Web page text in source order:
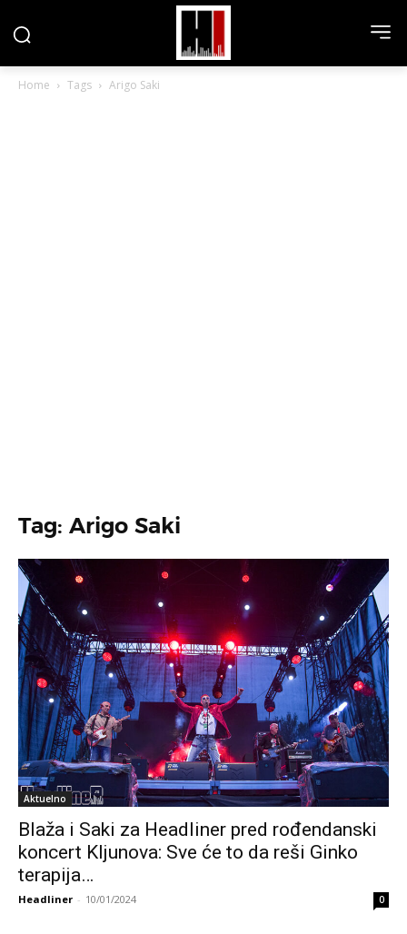
Home Tags Arigo Saki
Tag: Arigo Saki
Aktuelno
Blaža i Saki za Headliner pred rođendanski
koncert Kljunova: Sve će to da reši Ginko
terapija…
Headliner - 10/01/2024 0